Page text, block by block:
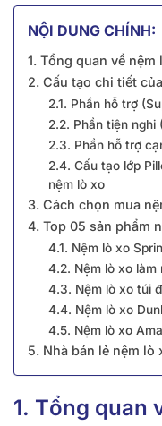
NỘI DUNG CHÍNH:
1. Tổng quan về nệm
2. Cấu tạo chi tiết
2.1. Phần hỗ trợ
2.2. Phần tiện nghi
2.3. Phần hỗ trợ
2.4. Cấu tạo lớp
nệm lò xo
3. Cách chọn mua
4. Top 05 sản phẩm
4.1. Nệm lò xo
4.2. Nệm lò xo làm
4.3. Nệm lò xo túi
4.4. Nệm lò xo
4.5. Nệm lò xo
5. Nhà bán lẻ nệm lò
1. Tổng quan